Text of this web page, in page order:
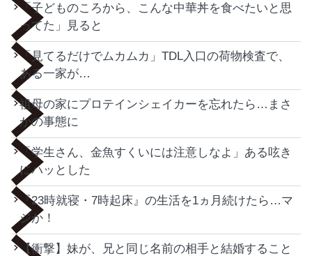
「子どものころから、こんな中華丼を食べたいと思
ってた」見ると
「見てるだけでムカムカ」TDL入口の荷物検査で、
ある一家が…
祖母の家にプロテインシェイカーを忘れたら…まさ
かの事態に
「学生さん、金魚すくいには注意しなよ」ある呟き
にハッとした
『23時就寝・7時起床』の生活を1ヵ月続けたら…マ
ジか！
【衝撃】妹が、兄と同じ名前の相手と結婚すること